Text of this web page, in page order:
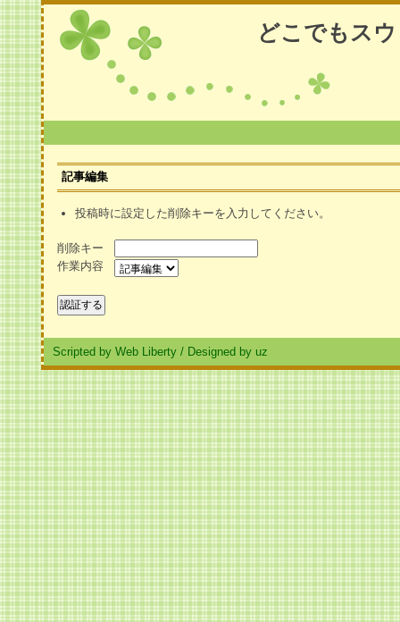
どこでもス
記事編集
投稿時に設定した削除キーを入力してください。
削除キー
作業内容
Scripted by Web Liberty / Designed by uz